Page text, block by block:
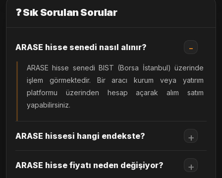
❓ Sık Sorulan Sorular
ARASE hisse senedi nasıl alınır?
ARASE hisse senedi BIST (Borsa İstanbul) üzerinde
işlem görmektedir. Bir aracı kurum veya yatırım
platformu üzerinden hesap açarak alım satım
yapabilirsiniz.
ARASE hissesi hangi endekste?
ARASE hisse fiyatı neden değişiyor?